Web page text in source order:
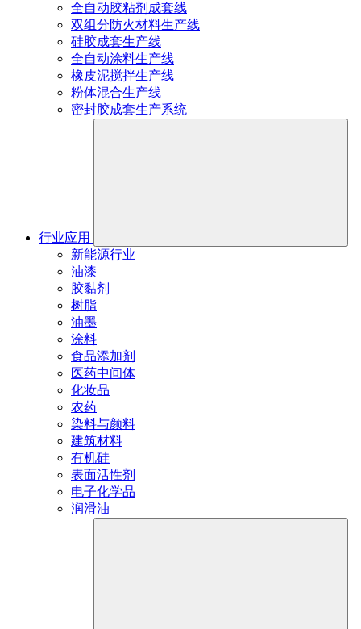
全自动胶粘剂成套线
双组分防火材料生产线
硅胶成套生产线
全自动涂料生产线
橡皮泥搅拌生产线
粉体混合生产线
密封胶成套生产系统
行业应用
新能源行业
油漆
胶黏剂
树脂
油墨
涂料
食品添加剂
医药中间体
化妆品
农药
染料与颜料
建筑材料
有机硅
表面活性剂
电子化学品
润滑油